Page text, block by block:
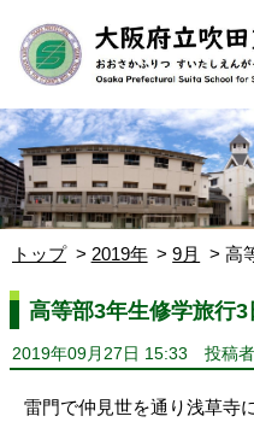
トップ 2019年 9月 高
高等部3年生修学旅行3
2019年09月27日 15:33 投稿
雷門で仲見世を通り浅草寺